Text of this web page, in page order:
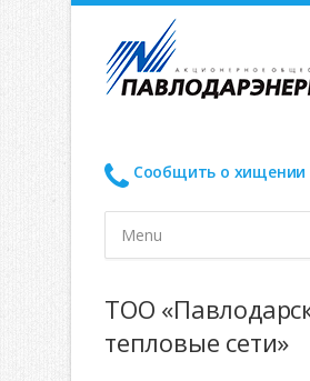
Сообщить о хищении
ТОО
тепловые сети»